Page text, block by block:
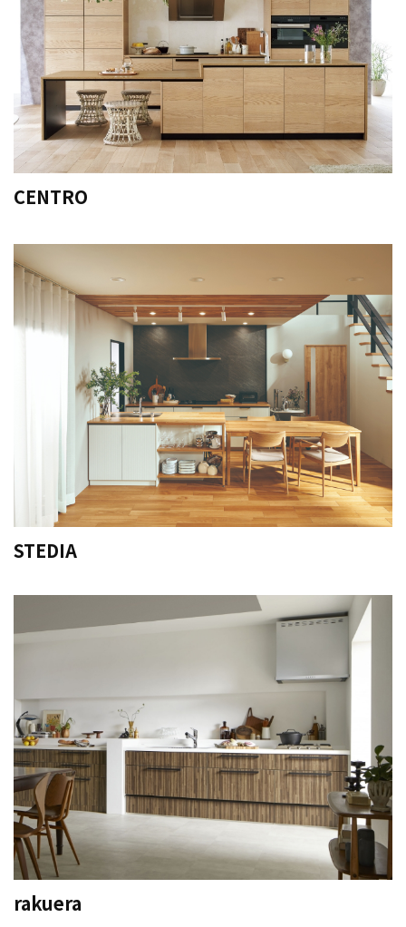
CENTRO
STEDIA
rakuera